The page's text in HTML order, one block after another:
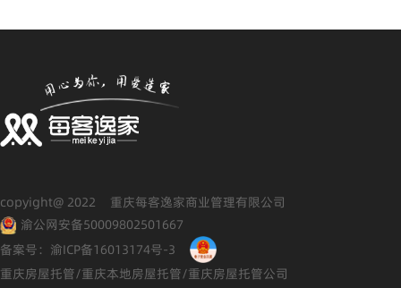
copyight@ 2022 重庆每客逸家商业管理有限公司
渝公网安备50009802501667
备案号：渝ICP备16013174号-3
重庆房屋托管/重庆本地房屋托管/重庆房屋托管公司